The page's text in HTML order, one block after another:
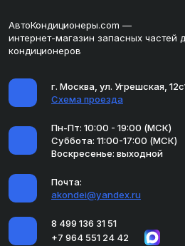
АвтоКондиционеры.com —
интернет-магазин запасных частей
кондиционеров
г. Москва, ул. Угрешская,
Схема проезда
Пн-Пт: 10:00 - 19:00 (МСК)
Суббота: 11:00-17:00 (МСК)
Воскресенье: выходной
Почта:
akondei@yandex.ru
8 499 136 31 51
+7 964 551 24 42